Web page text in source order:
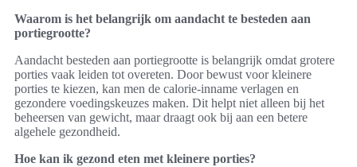
Waarom is het belangrijk om aandacht te besteden aan
portiegrootte?
Aandacht besteden aan portiegrootte is belangrijk omdat grotere
porties vaak leiden tot overeten. Door bewust voor kleinere
porties te kiezen, kan men de calorie-inname verlagen en
gezondere voedingskeuzes maken. Dit helpt niet alleen bij het
beheersen van gewicht, maar draagt ook bij aan een betere
algehele gezondheid.
Hoe kan ik gezond eten met kleinere porties?